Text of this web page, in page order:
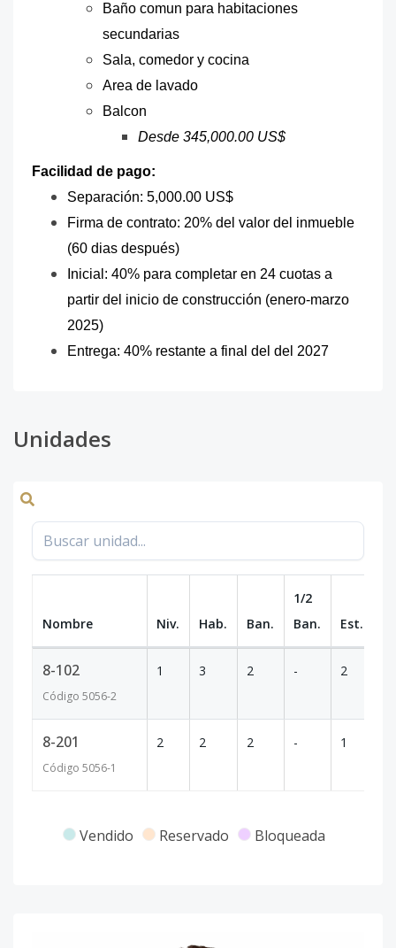
Baño comun para habitaciones
secundarias
Sala, comedor y cocina
Area de lavado
Balcon
Desde 345,000.00 US$
Facilidad de pago:
Separación: 5,000.00 US$
Firma de contrato: 20% del valor del inmueble
(60 dias después)
Inicial: 40% para completar en 24 cuotas a
partir del inicio de construcción (enero-marzo
2025)
Entrega: 40% restante a final del del 2027
Unidades
Nombre Niv. Hab. Ban.
1/2
Ban.
Est.
8-102
Código 5056-2
1 3 2 - 2
8-201
Código 5056-1
2 2 2 - 1
Vendido Reservado Bloqueada